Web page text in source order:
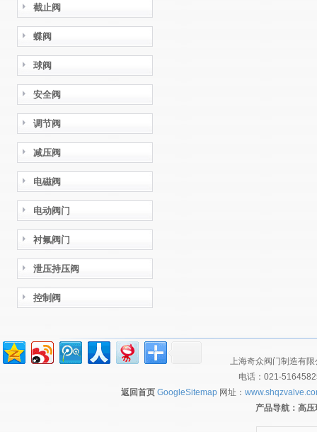
截止阀
蝶阀
球阀
安全阀
调节阀
减压阀
电磁阀
电动阀门
衬氟阀门
泄压持压阀
控制阀
上海奇众阀门制造有
电话：021-
返回首页 GoogleSitemap 网址：
产品导航： 高压